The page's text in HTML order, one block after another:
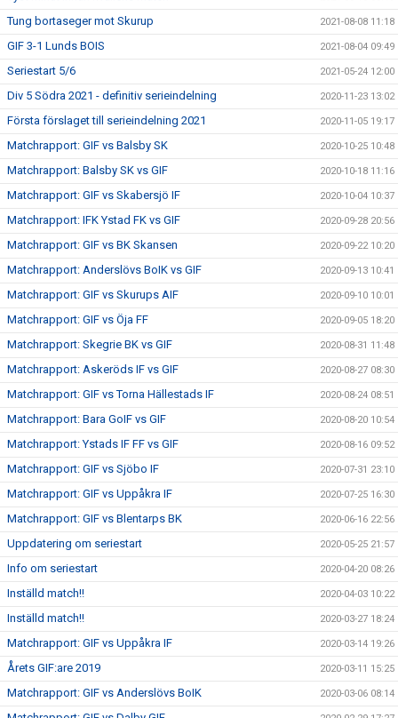
Tung bortaseger mot Skurup 2021-08-08 11:18
GIF 3-1 Lunds BOIS 2021-08-04 09:49
Seriestart 5/6 2021-05-24 12:00
Div 5 Södra 2021 - definitiv serieindelning 2020-11-23 13:02
Första förslaget till serieindelning 2021 2020-11-05 19:17
Matchrapport: GIF vs Balsby SK 2020-10-25 10:48
Matchrapport: Balsby SK vs GIF 2020-10-18 11:16
Matchrapport: GIF vs Skabersjö IF 2020-10-04 10:37
Matchrapport: IFK Ystad FK vs GIF 2020-09-28 20:56
Matchrapport: GIF vs BK Skansen 2020-09-22 10:20
Matchrapport: Anderslövs BoIK vs GIF 2020-09-13 10:41
Matchrapport: GIF vs Skurups AIF 2020-09-10 10:01
Matchrapport: GIF vs Öja FF 2020-09-05 18:20
Matchrapport: Skegrie BK vs GIF 2020-08-31 11:48
Matchrapport: Askeröds IF vs GIF 2020-08-27 08:30
Matchrapport: GIF vs Torna Hällestads IF 2020-08-24 08:51
Matchrapport: Bara GoIF vs GIF 2020-08-20 10:54
Matchrapport: Ystads IF FF vs GIF 2020-08-16 09:52
Matchrapport: GIF vs Sjöbo IF 2020-07-31 23:10
Matchrapport: GIF vs Uppåkra IF 2020-07-25 16:30
Matchrapport: GIF vs Blentarps BK 2020-06-16 22:56
Uppdatering om seriestart 2020-05-25 21:57
Info om seriestart 2020-04-20 08:26
Inställd match!! 2020-04-03 10:22
Inställd match!! 2020-03-27 18:24
Matchrapport: GIF vs Uppåkra IF 2020-03-14 19:26
Årets GIF:are 2019 2020-03-11 15:25
Matchrapport: GIF vs Anderslövs BoIK 2020-03-06 08:14